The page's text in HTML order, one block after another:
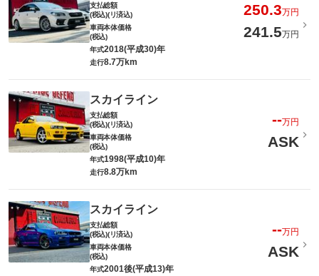
支払総額
(税込)(リ済込)
250.3万円
車両本体価格
(税込)
241.5万円
年式2018(平成30)年
走行8.7万km
スカイライン
支払総額
(税込)(リ済込)
--万円
車両本体価格
(税込)
ASK
年式1998(平成10)年
走行8.8万km
スカイライン
支払総額
(税込)(リ済込)
--万円
車両本体価格
(税込)
ASK
年式2001後(平成13)年